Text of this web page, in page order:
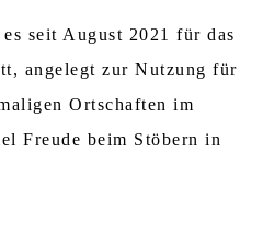
seit August 2021 für das
angelegt zur Nutzung für
Ortschaften im
Freude beim Stöbern in